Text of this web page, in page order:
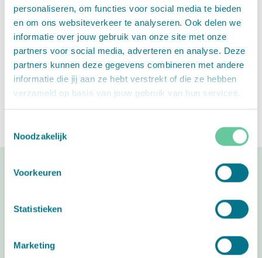
personaliseren, om functies voor social media te bieden
en om ons websiteverkeer te analyseren. Ook delen we
informatie over jouw gebruik van onze site met onze
partners voor social media, adverteren en analyse. Deze
partners kunnen deze gegevens combineren met andere
informatie die jij aan ze hebt verstrekt of die ze hebben
verzameld op basis van jouw gebruik van hun services.
Noodzakelijk
Voorkeuren
Statistieken
Marketing
BABY-DUMP
Deel blij babynieuws!
I